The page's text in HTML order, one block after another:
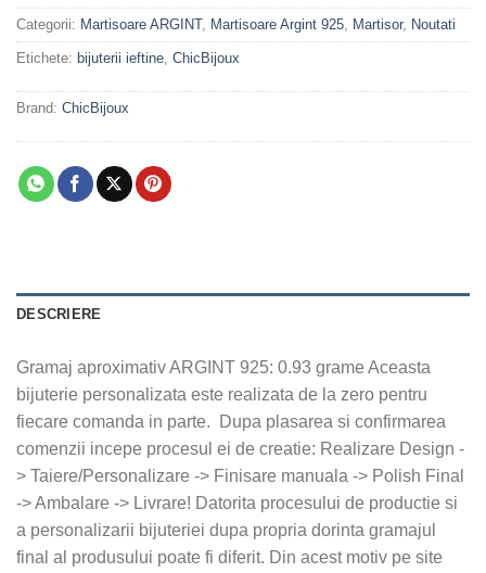
Categorii: Martisoare ARGINT, Martisoare Argint 925 Martisor, Noutati
Etichete: bijuterii ieftine ChicBijoux
Brand: ChicBijoux
DESCRIERE
Gramaj aproximativ ARGINT 925: 0.93 grame Aceasta
bijuterie personalizata este realizata de la zero pentru
fiecare comanda in parte. Dupa plasarea si confirmarea
comenzii incepe procesul ei de creatie: Realizare Design -
> Taiere/Personalizare -> Finisare manuala -> Polish Final
-> Ambalare -> Livrare! Datorita procesului de productie si
a personalizarii bijuteriei dupa propria dorinta gramajul
final al produsului poate fi diferit. Din acest motiv pe site